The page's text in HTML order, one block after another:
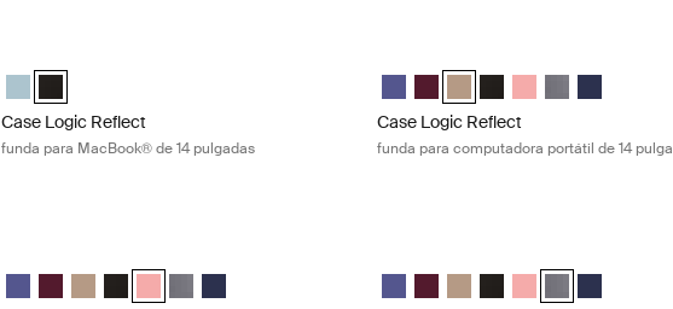
Case Logic Reflect 14" MacBook® Sleeve Gentle Blue
Case Logic Reflect 14" MacBook® Sleeve Negro (selected)
Case Logic Reflect
funda para MacBook® de 14 pulgadas
Case Logic Reflect 14" Laptop
Case Logic Reflect 14" Laptop
Case Logic Reflect 14"
Case Logic Reflect 14"
Case Logic Reflect
Case Logic
Case Logic
Case Logic Reflect
funda para computadora portátil de 14
Case Logic Reflect 14" Laptop Sleeve Púrpura concentrado
Case Logic Reflect 14" Laptop Sleeve Rojo tenue
Case Logic Reflect 14" Laptop Sleeve Boulder Beige
Case Logic Reflect 14" Laptop Sleeve Negro
Case Logic Reflect 14" Laptop Sleeve Pomelo Pink (selected)
Case Logic Reflect 14" Laptop Sleeve Grafito
Case Logic Reflect 14" Laptop Sleeve Dark Blue
Case Logic Reflect 14" Laptop
Case Logic Reflect 14" Laptop
Case Logic Reflect 14"
Case Logic Reflect 14"
Case Logic Reflect
Case Logic
Case Logic